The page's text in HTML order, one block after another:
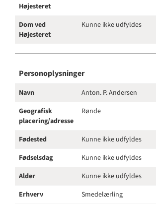
Højesteret
Dom ved
Højesteret
Kunne ikke udfyldes
Personoplysninger
Navn
Anton. P. Andersen
Geografisk
placering/adresse
Rønde
Fødested
Kunne ikke udfyldes
Fødselsdag
Kunne ikke udfyldes
Alder
Kunne ikke udfyldes
Erhverv
Smedelærling